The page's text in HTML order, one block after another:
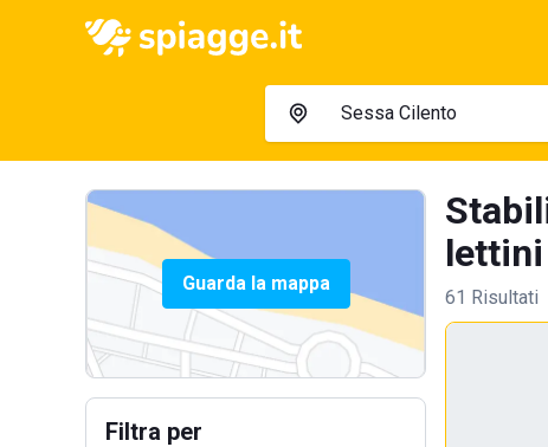
Guarda la mappa
Filtra per
lettini
61 Risultati